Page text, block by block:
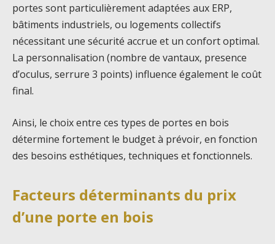
portes sont particulièrement adaptées aux ERP,
bâtiments industriels, ou logements collectifs
nécessitant une sécurité accrue et un confort optimal.
La personnalisation (nombre de vantaux, presence
d’oculus, serrure 3 points) influence également le coût
final.
Ainsi, le choix entre ces types de portes en bois
détermine fortement le budget à prévoir, en fonction
des besoins esthétiques, techniques et fonctionnels.
Facteurs déterminants du prix
d’une porte en bois